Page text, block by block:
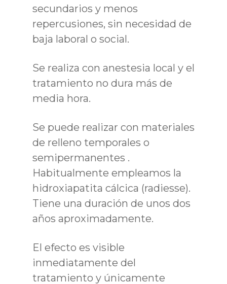
secundarios y menos
repercusiones, sin necesidad de
baja laboral o social.
Se realiza con anestesia local y el
tratamiento no dura más de
media hora.
Se puede realizar con materiales
de relleno temporales o
semipermanentes .
Habitualmente empleamos la
hidroxiapatita cálcica (radiesse).
Tiene una duración de unos dos
años aproximadamente.
El efecto es visible
inmediatamente del
tratamiento y únicamente